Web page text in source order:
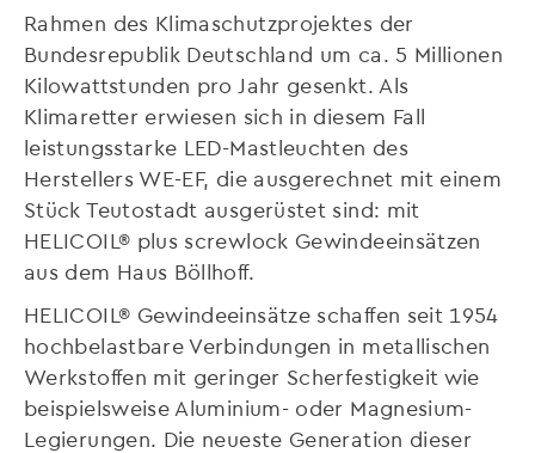
Rahmen des Klimaschutzprojektes der
Bundesrepublik Deutschland um ca. 5 Millionen
Kilowattstunden pro Jahr gesenkt. Als
Klimaretter erwiesen sich in diesem Fall
leistungsstarke LED-Mastleuchten des
Herstellers WE-EF, die ausgerechnet mit einem
Stück Teutostadt ausgerüstet sind: mit
HELICOIL® plus screwlock Gewindeeinsätzen
aus dem Haus Böllhoff.
HELICOIL® Gewindeeinsätze schaffen seit 1954
hochbelastbare Verbindungen in metallischen
Werkstoffen mit geringer Scherfestigkeit wie
beispielsweise Aluminium- oder Magnesium-
Legierungen. Die neueste Generation dieser